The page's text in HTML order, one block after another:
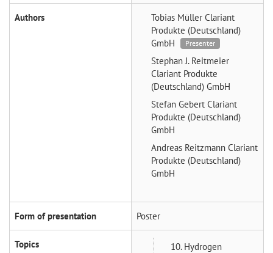
Authors Tobias Müller Clariant
Produkte (Deutschland)
GmbH
Presenter
Stephan J. Reitmeier
Clariant Produkte
(Deutschland) GmbH
Stefan Gebert Clariant
Produkte (Deutschland)
GmbH
Andreas Reitzmann Clariant
Produkte (Deutschland)
GmbH
Form of presentation Poster
Topics
10. Hydrogen